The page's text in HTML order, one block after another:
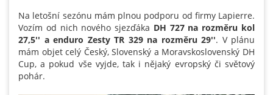
Na letošní sezónu mám plnou podporu od firmy Lapierre.
Vozím od nich nového sjezďáka DH 727 na rozměru kol
27,5'' a enduro Zesty TR 329 na rozměru 29''. V plánu
mám objet celý Český, Slovenský a Moravskoslovenský DH
Cup, a pokud vše vyjde, tak i nějaký evropský či světový
pohár.